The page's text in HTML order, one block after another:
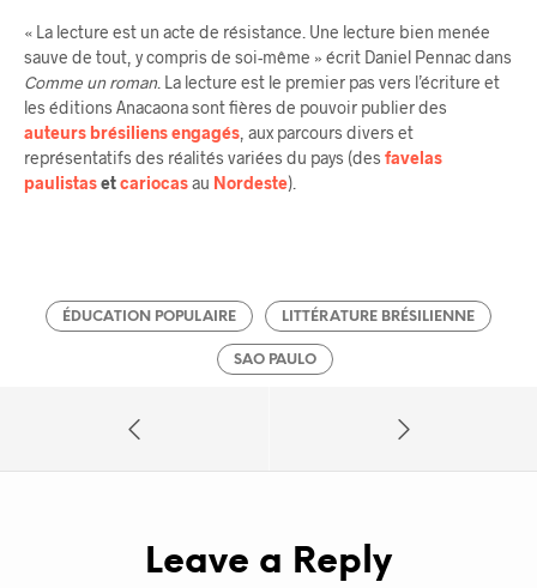
« La lecture est un acte de résistance. Une lecture bien menée
sauve de tout, y compris de soi-même » écrit Daniel Pennac dans
Comme un roman. La lecture est le premier pas vers l’écriture et
les éditions Anacaona sont fières de pouvoir publier des
auteurs brésiliens engagés , aux parcours divers et
représentatifs des réalités variées du pays (des favelas
paulistasetcariocasau Nordeste).
ÉDUCATION POPULAIRE LITTÉRATURE BRÉSILIENNE
SAO PAULO
Leave a Reply